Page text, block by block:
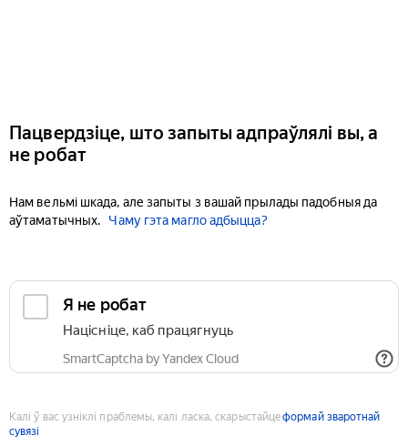
Пацвердзіце, што запыты адпраўлялі вы, а
не робат
Нам вельмі шкада, але запыты з вашай прылады падобныя да
аўтаматычных.
Чаму гэта магло адбыцца?
Я не робат
Націсніце, каб працягнуць
SmartCaptcha by Yandex Cloud
Калі ў вас узніклі праблемы, калі ласка, скарыстайцеформай зваротнай
сувязі